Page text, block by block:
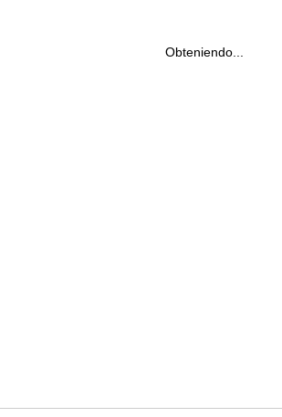
Obteniendo...